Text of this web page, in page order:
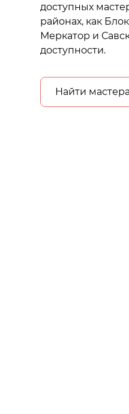
доступных
районах, как
Меркатор и
доступности.
Найти